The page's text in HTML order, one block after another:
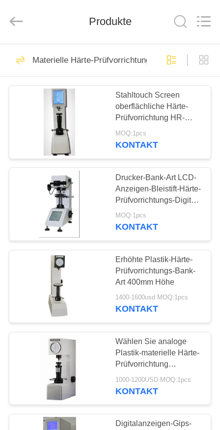
HAUS
PRODUKTE
FABRIK-
AUSFLUG
QUALITÄTSKONTROLLE
TRETEN
SIE
VERBINDUNG
FORDERN
SIE EIN
ZITAT
SITEMAP
Rights
Ultraschallprüfgerät
Ultraschall-
Dickenmessung
64
108
Tragbares
Härteprüfgerät
Produkte
Materielle Härte-Prüfvorrichtung
Stahltouch Screen
oberflächliche Härte-
Prüfvorrichtung HR-
150/45DX
MOQ:1pcs
KONTAKT
Drucker-Bank-Art LCD-
Anzeigen-Bleistift-Härte-
Prüfvorrichtungs-Digital
eingebaute
MOQ:1pcs
KONTAKT
Erhöhte Plastik-Härte-
Prüfvorrichtungs-Bank-
Art 400mm Höhe
1400-1600usd MOQ:1pcs
KONTAKT
Wählen Sie analoge
Plastik-materielle Härte-
Prüfvorrichtung
Rockwells für
Hartgummi/Kunstharz
1000-1200USD MOQ:1pcs
KONTAKT
Digitalanzeigen-Gips-